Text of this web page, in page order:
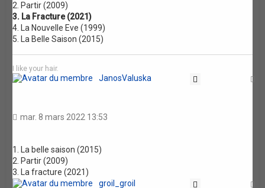
2. Partir (2009)
3. La Fracture (2021)
4. La Nouvelle Eve (1999)
5. La Belle Saison (2015)
I like your hair.
JanosValuska
mar. 8 mars 2022 13:53
1. La belle saison (2015)
2. Partir (2009)
3. La fracture (2021)
groil_groil